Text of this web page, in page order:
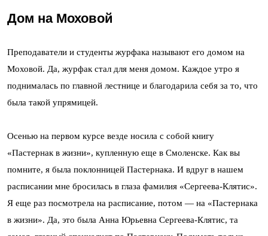
Дом на Моховой
Преподаватели и студенты журфака называют его домом на
Моховой. Да, журфак стал для меня домом. Каждое утро я
поднималась по главной лестнице и благодарила себя за то, что
была такой упрямицей.
Осенью на первом курсе везде носила с собой книгу
«Пастернак в жизни», купленную еще в Смоленске. Как вы
помните, я была поклонницей Пастернака. И вдруг в нашем
расписании мне бросилась в глаза фамилия «Сергеева-Клятис».
Я еще раз посмотрела на расписание, потом — на «Пастернака
в жизни». Да, это была Анна Юрьевна Сергеева-Клятис, та